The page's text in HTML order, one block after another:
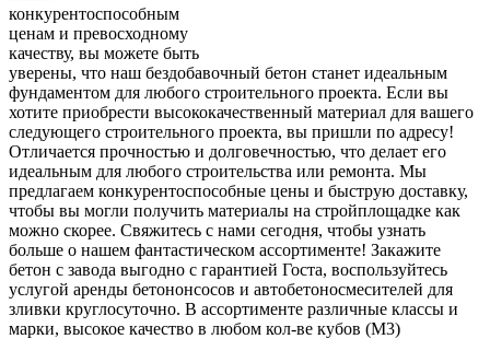
конкурентоспособным
ценам и превосходному
качеству, вы можете быть
уверены, что наш бездобавочный бетон станет идеальным
фундаментом для любого строительного проекта. Если вы
хотите приобрести высококачественный материал для вашего
следующего строительного проекта, вы пришли по адресу!
Отличается прочностью и долговечностью, что делает его
идеальным для любого строительства или ремонта. Мы
предлагаем конкурентоспособные цены и быструю доставку,
чтобы вы могли получить материалы на стройплощадке как
можно скорее. Свяжитесь с нами сегодня, чтобы узнать
больше о нашем фантастическом ассортименте! Закажите
бетон с завода выгодно с гарантией Госта, воспользуйтесь
услугой аренды бетононсосов и автобетоносмесителей для
зливки круглосуточно. В ассортименте различные классы и
марки, высокое качество в любом кол-ве кубов (М3)